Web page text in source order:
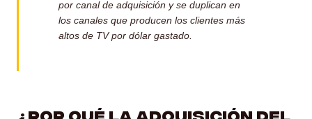
por canal de adquisición y se duplican en
los canales que producen los clientes más
altos de TV por dólar gastado.
¿Por qué la adquisición del